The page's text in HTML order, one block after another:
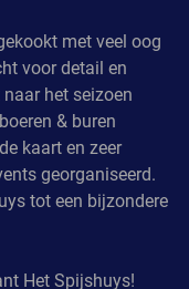
met veel oog
voor detail en
het seizoen
& buren
kaart en zeer
georganiseerd.
tot een bijzondere
Het Spijshuys!